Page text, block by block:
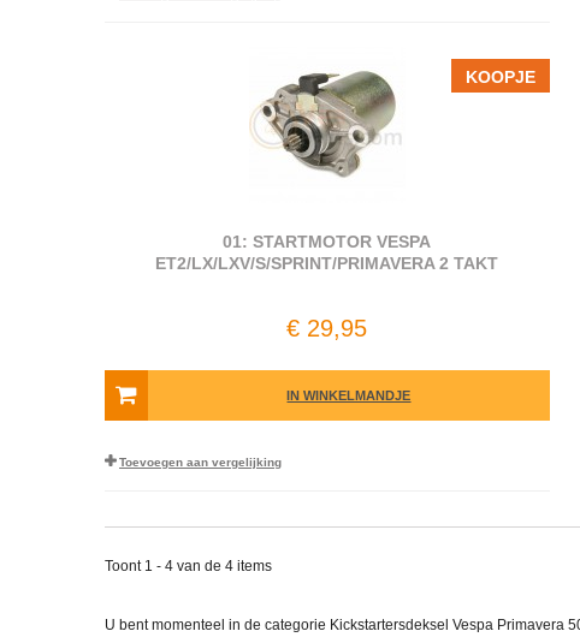
KOOPJE
01: STARTMOTOR VESPA
ET2/LX/LXV/S/SPRINT/PRIMAVERA 2 TAKT
€ 29,95
IN WINKELMANDJE
Toevoegen aan vergelijking
Toont 1 - 4 van de 4 items
U bent momenteel in de categorie Kickstartersdeksel Vespa Primavera